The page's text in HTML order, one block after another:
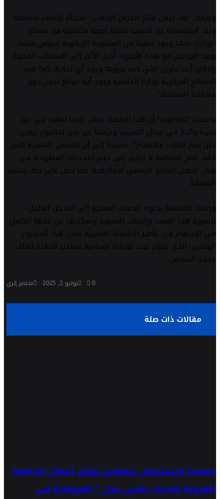
وتابعت: “بعد إعلان نتائج العرض الوطني، تفاجأنا بإقصاء منظمتنا،
وعند استفسارنا عن السبب، تلقينا أجوبة متضاربة من مصالح
الوزارة، منها وجود تحفظ من المندوبية الجهوية لسوس ماسة.
وبعد التواصل مع هذه الأخيرة، أُحيل الأمر إلى السلطات المحلية
بإنزكان أيت ملول، التي نفت بدورها وجود أي تحفظ، كما نفت
المصالح المركزية بوزارة الداخلية وجود أية موانع تحول دون
مشاركة المنظمة.”
واعتبرت “تاماينوت” أن هذا الإقصاء يمثل “خرقا سافرا في حق
تجربة رائدة في مجال التخييم، وحرمانا غير مبرر لمشروع تربوي
يعزز قيم التعدد والانفتاح”، مشيرة إلى أن الحصص السنوية التي
كانت تمنح للمنظمة لا ترقى إلى حجم التحديات المطروحة في
ورش تفعيل الطابع الرسمي للأمازيغية، كما ينص على ذلك دستور
المملكة.
وختمت المنظمة بدعوة الجهات المعنية إلى التدخل العاجل
لتسوية هذا الملف، وإنصاف الجمعية وتمكينها من حقها الكامل
في الإسهام في تأطير الطفولة المغربية ضمن هذا المشروع
الوطني، الذي ينظم تحت الرعاية السامية لصاحب الجلالة الملك
محمد السادس.
منتصر إثري يوليو 2, 2025 0
مقالات ذات صلة
جمعية فيستيفال تيفاوين توثق أعمال الجامعة
القروية بإصدار علمي حول ” القروانية في